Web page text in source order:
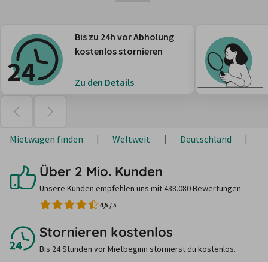
Bis zu 24h vor Abholung
kostenlos stornieren
Zu den Details
Mietwagen finden Weltweit Deutschland
Über 2 Mio. Kunden
Unsere Kunden empfehlen uns mit 438.080 Bewertungen.
4,5 /5
Stornieren kostenlos
Bis 24 Stunden vor Mietbeginn stornierst du kostenlos.